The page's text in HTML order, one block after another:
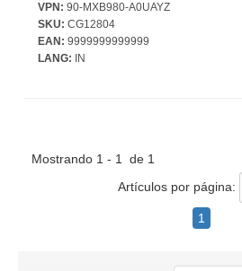
VPN: 90-MXB980-A0UAYZ
SKU: CG12804
EAN: 9999999999999
LANG: IN
Mostrando 1 - 1 de 1
Artículos por página:
1